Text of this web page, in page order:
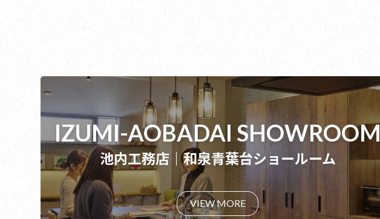
IZUMI-AOBADAI SHOWROOM
池内工務店｜和泉青葉台ショールーム
VIEW MORE